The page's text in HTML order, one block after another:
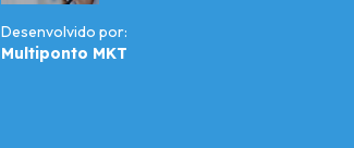
Desenvolvido por:
Multiponto MKT